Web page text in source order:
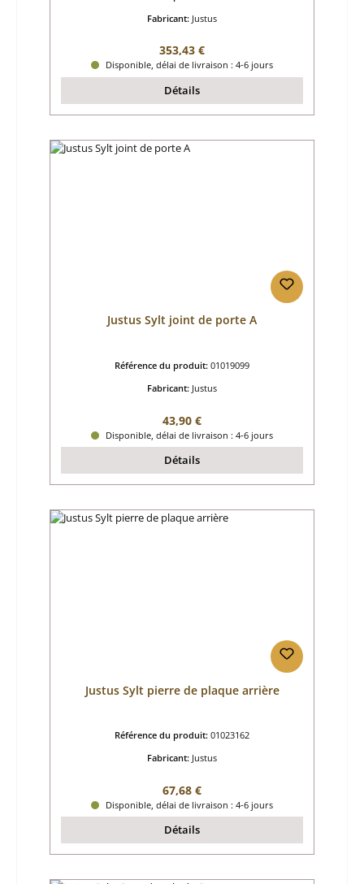
Fabricant: Justus
Prix régulier :
353,43 €
Disponible, délai de livraison : 4-6 jours
Détails
Justus Sylt joint de porte A
Référence du produit: 01019099
Fabricant: Justus
Prix régulier :
43,90 €
Disponible, délai de livraison : 4-6 jours
Détails
Justus Sylt pierre de plaque arrière
Référence du produit: 01023162
Fabricant: Justus
Prix régulier :
67,68 €
Disponible, délai de livraison : 4-6 jours
Détails